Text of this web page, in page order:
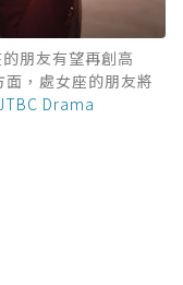
朋友有望再創高
，處女座的朋友將
Drama